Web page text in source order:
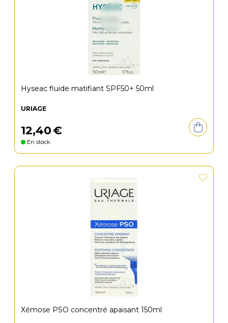
Hyseac fluide matifiant SPF50+ 50ml
URIAGE
12,40€
En stock
Xémose PSO concentré apaisant 150ml